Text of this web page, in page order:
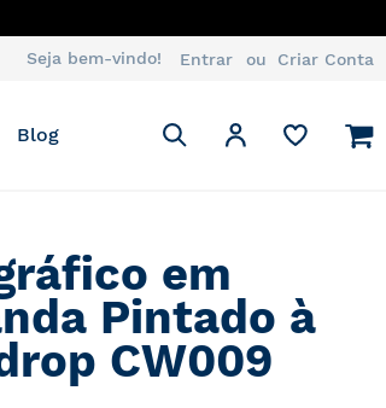
Seja bem-vindo! Entrar Criar Conta
Blog
Pesquisa
Pesquisa
Minha Conta
em
Pintado à
CW009